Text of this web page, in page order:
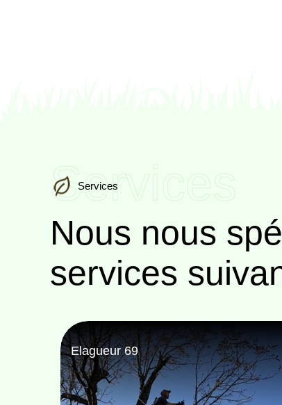
Services
Services
Nous nous
services
Paysagiste 69